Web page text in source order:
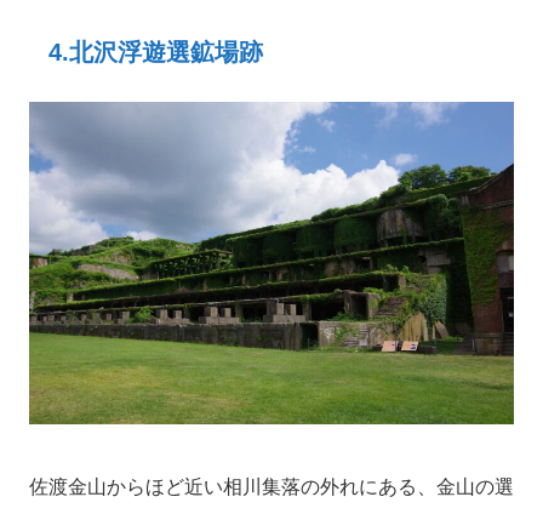
4.北沢浮遊選鉱場跡
佐渡金山からほど近い相川集落の外れにある、金山の選